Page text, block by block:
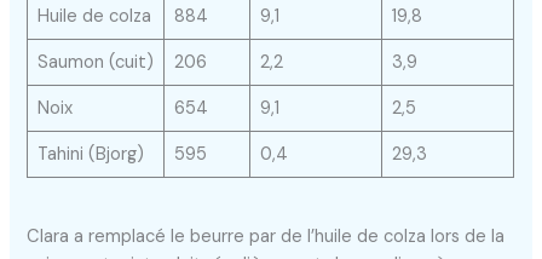
Huile de colza 884 9,1
19,8
Saumon (cuit)
206 2,2
3,9
Noix
654 9,1
2,5
Tahini (Bjorg)
595 0,4 29,3
Clara a remplacé le beurre par de l’huile de colza lors de la